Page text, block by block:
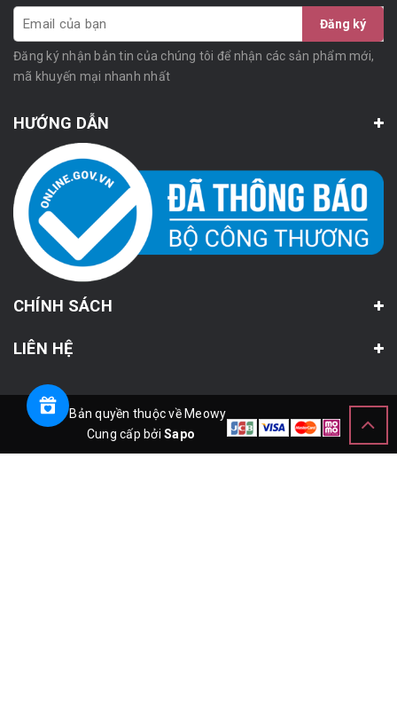
Đăng ký
Đăng ký nhận bản tin của chúng tôi để nhận các sản phẩm mới,
mã khuyến mại nhanh nhất
HƯỚNG DẪN
CHÍNH SÁCH
LIÊN HỆ
© Bản quyền thuộc về Meowy
Cung cấp bởiSapo